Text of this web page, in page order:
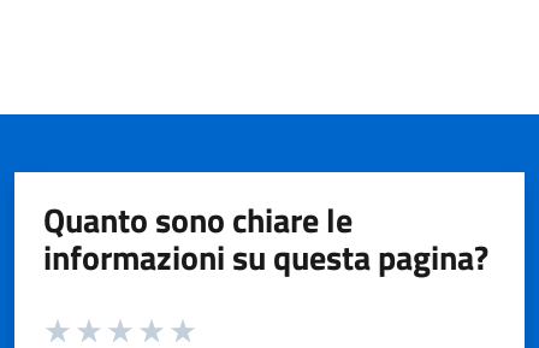
Quanto sono chiare le
informazioni su questa pagina?
Valuta da 1 a 5 stelle la pagina